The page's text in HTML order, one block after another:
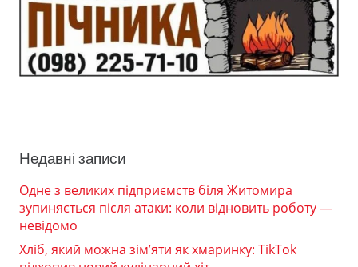
Недавні записи
Одне з великих підприємств біля Житомира
зупиняється після атаки: коли відновить роботу —
невідомо
Хліб, який можна зім’яти як хмаринку: TikTok